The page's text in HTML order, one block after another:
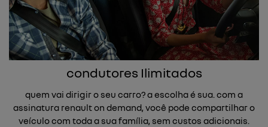
condutores Ilimitados
quem vai dirigir o seu carro? a escolha é sua. com a
assinatura renault on demand, você pode compartilhar o
veículo com toda a sua família, sem custos adicionais.